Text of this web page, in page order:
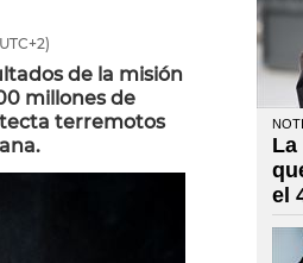
de la misión
millones de
terremotos
La
el